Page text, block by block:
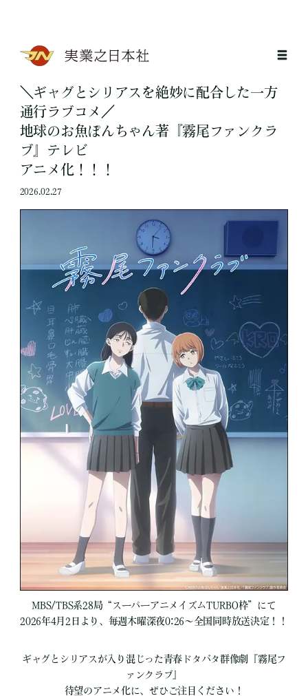
＼ギャグとシリアスを絶妙に配合した一方
通行ラブコメ／
地球のお魚ぽんちゃん著『霧尾ファンクラ
ブ』テレビ
アニメ化！！！
2026.02.27
MBS/TBS系28局“スーパーアニメイズムTURBO枠”にて
2026年4月2日より、毎週木曜深夜0:26～全国同時放送決定！！
ギャグとシリアスが入り混じった青春ドタバタ群像劇『霧尾フ
ァンクラブ』
待望のアニメ化に、ぜひご注目ください！